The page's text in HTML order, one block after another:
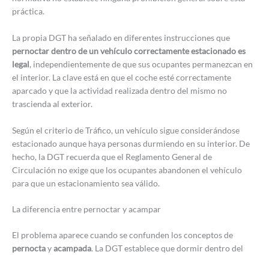
práctica.
La propia DGT ha señalado en diferentes instrucciones que
pernoctar dentro de un vehículo correctamente estacionado es
legal, independientemente de que sus ocupantes permanezcan en
el interior. La clave está en que el coche esté correctamente
aparcado y que la actividad realizada dentro del mismo no
trascienda al exterior.
Según el criterio de Tráfico, un vehículo sigue considerándose
estacionado aunque haya personas durmiendo en su interior. De
hecho, la DGT recuerda que el Reglamento General de
Circulación no exige que los ocupantes abandonen el vehículo
para que un estacionamiento sea válido.
La diferencia entre pernoctar y acampar
El problema aparece cuando se confunden los conceptos de
pernoctayacampada. La DGT establece que dormir dentro del